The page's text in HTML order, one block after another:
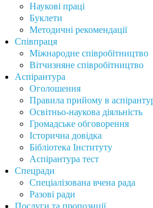
Наукові праці
Буклети
Методичні рекомендації
Співпраця
Міжнародне співробітництво
Вітчизняне співробітництво
Аспірантура
Оголошення
Правила прийому в
Освітньо-наукова діяльність
Громадське обговорення
Історична довідка
Бібліотека Інституту
Аспірантура тест
Спецради
Спеціалізована вчена рада
Разові ради
Послуги та пропозиції